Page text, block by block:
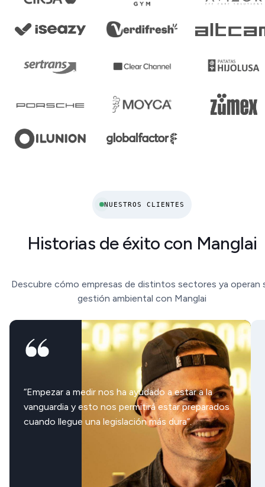
NUESTROS CLIENTES
Historias de éxito con Manglai
Descubre cómo empresas de distintos sectores ya operan
gestión ambiental con Manglai
“Empezar a medir nos ha ayudado a estar a la
vanguardia y esto nos permitirá estar preparados
cuando llegue una legislación más dura”.